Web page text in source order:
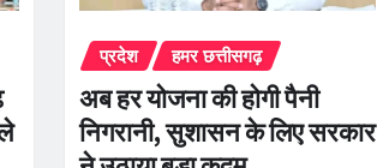
प्रदेश हमर छत्तीसगढ़
अब हर योजना की होगी पैनी
निगरानी, सुशासन के लिए सरकार